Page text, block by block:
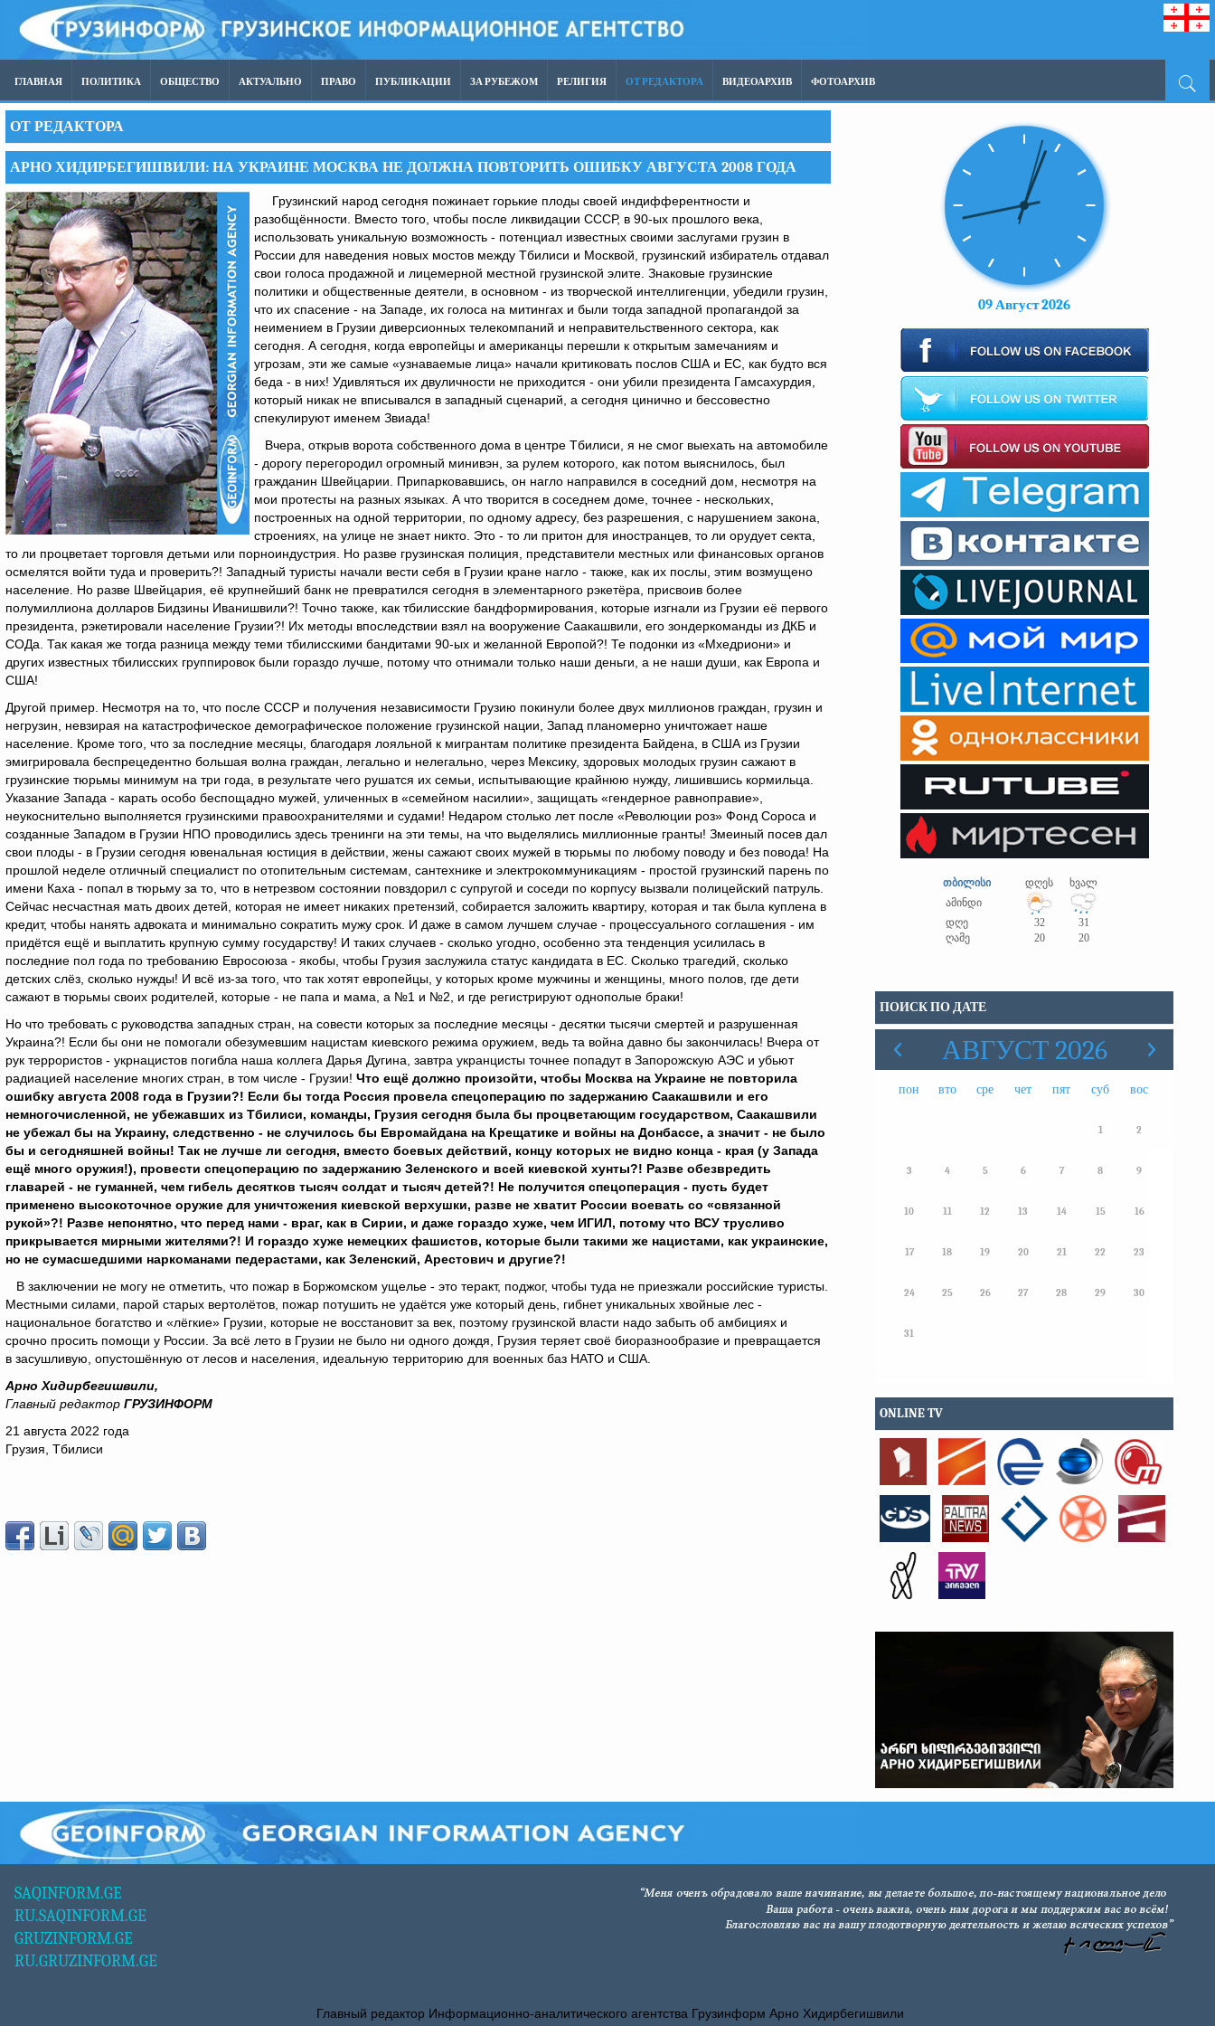
ГЛАВНАЯ ПОЛИТИКА ОБЩЕСТВО АКТУАЛЬНО ПРАВО ПУБЛИКАЦИИ ЗА РУБЕЖОМ РЕЛИГИЯ ОТ РЕДАКТОРА ВИДЕОАРХИВ ФОТОАРХИВ
ОТ РЕДАКТОРА
АРНО ХИДИРБЕГИШВИЛИ: НА УКРАИНЕ МОСКВА НЕ ДОЛЖНА ПОВТОРИТЬ ОШИБКУ АВГУСТА 2008 ГОДА
Грузинский народ сегодня пожинает горькие плоды своей индифферентности и
разобщённости. Вместо того, чтобы после ликвидации СССР, в 90-ых прошлого века,
использовать уникальную возможность - потенциал известных своими заслугами грузин в
России для наведения новых мостов между Тбилиси и Москвой, грузинский избиратель отдавал
свои голоса продажной и лицемерной местной грузинской элите. Знаковые грузинские
политики и общественные деятели, в основном - из творческой интеллигенции, убедили грузин,
что их спасение - на Западе, их голоса на митингах и были тогда западной пропагандой за
неимением в Грузии диверсионных телекомпаний и неправительственного сектора, как
сегодня. А сегодня, когда европейцы и американцы перешли к открытым замечаниям и
угрозам, эти же самые «узнаваемые лица» начали критиковать послов США и ЕС, как будто вся
беда - в них! Удивляться их двуличности не приходится - они убили президента Гамсахурдия,
который никак не вписывался в западный сценарий, а сегодня цинично и бессовестно
спекулируют именем Звиада!
Вчера, открыв ворота собственного дома в центре Тбилиси, я не смог выехать на автомобиле
- дорогу перегородил огромный минивэн, за рулем которого, как потом выяснилось, был
гражданин Швейцарии. Припарковавшись, он нагло направился в соседний дом, несмотря на
мои протесты на разных языках. А что творится в соседнем доме, точнее - нескольких,
построенных на одной территории, по одному адресу, без разрешения, с нарушением закона,
строениях, на улице не знает никто. Это - то ли притон для иностранцев, то ли орудует секта,
то ли процветает торговля детьми или порноиндустрия. Но разве грузинская полиция, представители местных или финансовых органов
осмелятся войти туда и проверить?! Западный туристы начали вести себя в Грузии кране нагло - также, как их послы, этим возмущено
население. Но разве Швейцария, её крупнейший банк не превратился сегодня в элементарного рэкетёра, присвоив более
полумиллиона долларов Бидзины Иванишвили?! Точно также, как тбилисские бандформирования, которые изгнали из Грузии её первого
президента, рэкетировали население Грузии?! Их методы впоследствии взял на вооружение Саакашвили, его зондеркоманды из ДКБ и
СОДа. Так какая же тогда разница между теми тбилисскими бандитами 90-ых и желанной Европой?! Те подонки из «Мхедриони» и
других известных тбилисских группировок были гораздо лучше, потому что отнимали только наши деньги, а не наши души, как Европа и
США!
Другой пример. Несмотря на то, что после СССР и получения независимости Грузию покинули более двух миллионов граждан, грузин и
негрузин, невзирая на катастрофическое демографическое положение грузинской нации, Запад планомерно уничтожает наше
население. Кроме того, что за последние месяцы, благодаря лояльной к мигрантам политике президента Байдена, в США из Грузии
эмигрировала беспрецедентно большая волна граждан, легально и нелегально, через Мексику, здоровых молодых грузин сажают в
грузинские тюрьмы минимум на три года, в результате чего рушатся их семьи, испытывающие крайнюю нужду, лишившись кормильца.
Указание Запада - карать особо беспощадно мужей, уличенных в «семейном насилии», защищать «гендерное равноправие»,
неукоснительно выполняется грузинскими правоохранителями и судами! Недаром столько лет после «Революции роз» Фонд Сороса и
созданные Западом в Грузии НПО проводились здесь тренинги на эти темы, на что выделялись миллионные гранты! Змеиный посев дал
свои плоды - в Грузии сегодня ювенальная юстиция в действии, жены сажают своих мужей в тюрьмы по любому поводу и без повода! На
прошлой неделе отличный специалист по отопительным системам, сантехнике и электрокоммуникациям - простой грузинский парень по
имени Каха - попал в тюрьму за то, что в нетрезвом состоянии повздорил с супругой и соседи по корпусу вызвали полицейский патруль.
Сейчас несчастная мать двоих детей, которая не имеет никаких претензий, собирается заложить квартиру, которая и так была куплена в
кредит, чтобы нанять адвоката и минимально сократить мужу срок. И даже в самом лучшем случае - процессуального соглашения - им
придётся ещё и выплатить крупную сумму государству! И таких случаев - сколько угодно, особенно эта тенденция усилилась в
последние пол года по требованию Евросоюза - якобы, чтобы Грузия заслужила статус кандидата в ЕС. Сколько трагедий, сколько
детских слёз, сколько нужды! И всё из-за того, что так хотят европейцы, у которых кроме мужчины и женщины, много полов, где дети
сажают в тюрьмы своих родителей, которые - не папа и мама, а №1 и №2, и где регистрируют однополые браки!
Но что требовать с руководства западных стран, на совести которых за последние месяцы - десятки тысячи смертей и разрушенная
Украина?! Если бы они не помогали обезумевшим нацистам киевского режима оружием, ведь та война давно бы закончилась! Вчера от
рук террористов - укрнацистов погибла наша коллега Дарья Дугина, завтра укранцисты точнее попадут в Запорожскую АЭС и убьют
радиацией население многих стран, в том числе - Грузии! Что ещё должно произойти, чтобы Москва на Украине не повторила
ошибку августа 2008 года в Грузии?! Если бы тогда Россия провела спецоперацию по задержанию Саакашвили и его
немногочисленной, не убежавших из Тбилиси, команды, Грузия сегодня была бы процветающим государством, Саакашвили
не убежал бы на Украину, следственно - не случилось бы Евромайдана на Крещатике и войны на Донбассе, а значит - не было
бы и сегодняшней войны! Так не лучше ли сегодня, вместо боевых действий, концу которых не видно конца - края (у Запада
ещё много оружия!), провести спецоперацию по задержанию Зеленского и всей киевской хунты?! Разве обезвредить
главарей - не гуманней, чем гибель десятков тысяч солдат и тысяч детей?! Не получится спецоперация - пусть будет
применено высокоточное оружие для уничтожения киевской верхушки, разве не хватит России воевать со «связанной
рукой»?! Разве непонятно, что перед нами - враг, как в Сирии, и даже гораздо хуже, чем ИГИЛ, потому что ВСУ трусливо
прикрывается мирными жителями?! И гораздо хуже немецких фашистов, которые были такими же нацистами, как украинские,
но не сумасшедшими наркоманами педерастами, как Зеленский, Арестович и другие?!
В заключении не могу не отметить, что пожар в Боржомском ущелье - это теракт, поджог, чтобы туда не приезжали российские туристы.
Местными силами, парой старых вертолётов, пожар потушить не удаётся уже который день, гибнет уникальных хвойные лес -
национальное богатство и «лёгкие» Грузии, которые не восстановит за век, поэтому грузинской власти надо забыть об амбициях и
срочно просить помощи у России. За всё лето в Грузии не было ни одного дождя, Грузия теряет своё биоразнообразие и превращается
в засушливую, опустошённую от лесов и населения, идеальную территорию для военных баз НАТО и США.
Арно Хидирбегишвили,
Главный редактор ГРУЗИНФОРМ
21 августа 2022 года
Грузия, Тбилиси
09 Август 2026
თბილისი დღეს
ხვალ
ამინდი
დღე
32
31
ღამე
20 20
ПОИСК ПО ДАТЕ
АВГУСТ 2026
пон вто сре чет пят суб вос
1 2
3 4 5 6 7 8 9
10 11 12 13 14 15 16
17 18 19 20 21 22 23
24 25 26 27 28 29 30
31
ONLINE TV
SAQINFORM.GE
RU.SAQINFORM.GE
GRUZINFORM.GE
RU.GRUZINFORM.GE
Главный редактор Информационно-аналитического агентства Грузинформ Арно Хидирбегишвили